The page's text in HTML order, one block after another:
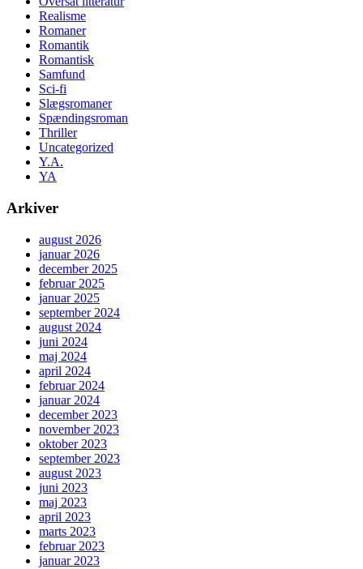
Realisme
Romaner
Romantik
Romantisk
Samfund
Sci-fi
Slægsromaner
Spændingsroman
Thriller
Uncategorized
Y.A.
YA
Arkiver
august 2026
januar 2026
december 2025
februar 2025
januar 2025
september 2024
august 2024
juni 2024
maj 2024
april 2024
februar 2024
januar 2024
december 2023
november 2023
oktober 2023
september 2023
august 2023
juni 2023
maj 2023
april 2023
marts 2023
februar 2023
januar 2023